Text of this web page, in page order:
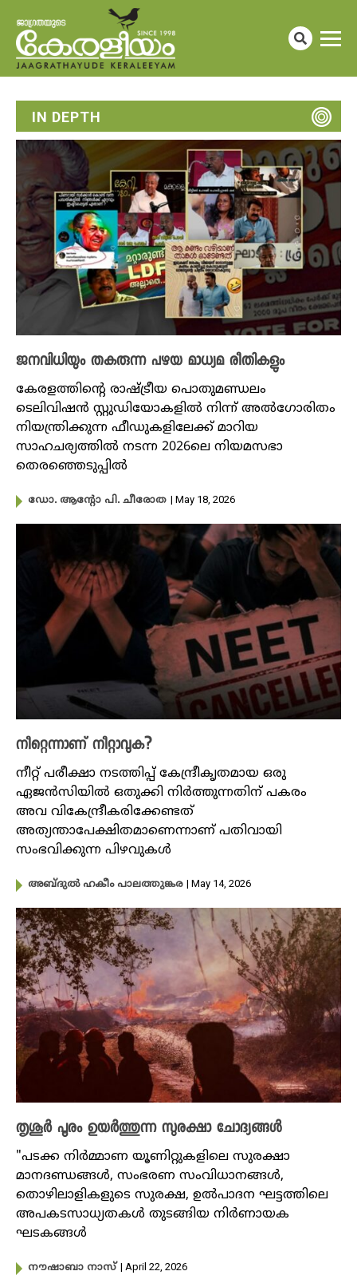
IN DEPTH
ജനവിധിയും തകരുന്ന പഴയ മാധ്യമ രീതികളും
കേരളത്തിന്റെ രാഷ്ട്രീയ പൊതുമണ്ഡലം
ടെലിവിഷൻ സ്റ്റുഡിയോകളിൽ നിന്ന് അൽഗോരിതം
നിയന്ത്രിക്കുന്ന ഫീഡുകളിലേക്ക് മാറിയ
സാഹചര്യത്തിൽ നടന്ന 2026ലെ നിയമസഭാ
തെരഞ്ഞെടുപ്പിൽ
ഡോ. ആന്റോ പി. ചീരോത | May 18, 2026
നീറ്റെന്നാണ് നീറ്റാവുക?
നീറ്റ് പരീക്ഷാ നടത്തിപ്പ് കേന്ദ്രീകൃതമായ ഒരു
ഏജൻസിയിൽ ഒതുക്കി നിർത്തുന്നതിന് പകരം
അവ വികേന്ദ്രീകരിക്കേണ്ടത്
അത്യന്താപേക്ഷിതമാണെന്നാണ് പതിവായി
സംഭവിക്കുന്ന പിഴവുകൾ
അബ്ദുൽ ഹകീം പാലത്തുങ്കര | May 14, 2026
തൃശൂ‍ർ പൂരം ഉയ‍ർത്തുന്ന സുരക്ഷാ ചോദ്യങ്ങൾ
"പടക്ക നിർമ്മാണ യൂണിറ്റുകളിലെ സുരക്ഷാ
മാനദണ്ഡങ്ങൾ, സംഭരണ സംവിധാനങ്ങൾ,
തൊഴിലാളികളുടെ സുരക്ഷ, ഉൽപാദന ഘട്ടത്തിലെ
അപകടസാധ്യതകൾ തുടങ്ങിയ നിർണായക
ഘടകങ്ങൾ
നൗഷാബാ നാസ് | April 22, 2026